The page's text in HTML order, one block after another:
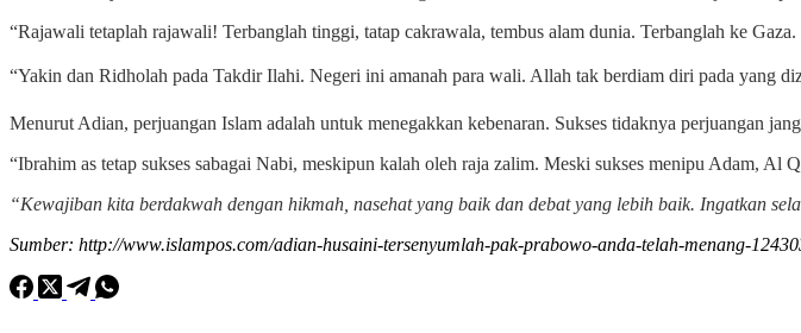
“Rajawali tetaplah rajawali! Terbanglah tinggi, tatap cakrawala, tembus alam dunia. Terbanglah ke
“Yakin dan Ridholah pada Takdir Ilahi. Negeri ini amanah para wali. Allah tak berdiam diri pada yang
Menurut Adian, perjuangan Islam adalah untuk menegakkan kebenaran. Sukses tidaknya perjuangan
“Ibrahim as tetap sukses sabagai Nabi, meskipun kalah oleh raja zalim. Meski sukses menipu Adam, Al
“Kewajiban kita berdakwah dengan hikmah, nasehat yang baik dan debat yang lebih baik. Ingatkan
Sumber: http://www.islampos.com/adian-husaini-tersenyumlah-pak-prabowo-anda-telah-menang-